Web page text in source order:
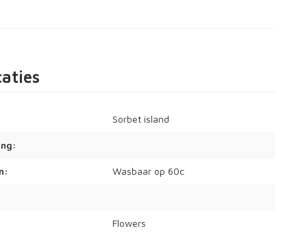
Sorbet island
Wasbaar op 60c
Flowers